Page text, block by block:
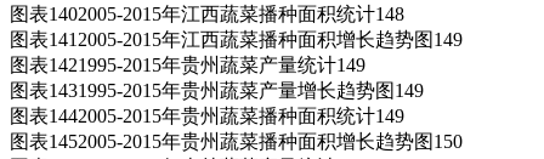
图表1402005-2015年江西蔬菜播种面积统计148
图表1412005-2015年江西蔬菜播种面积增长趋势图149
图表1421995-2015年贵州蔬菜产量统计149
图表1431995-2015年贵州蔬菜产量增长趋势图149
图表1442005-2015年贵州蔬菜播种面积统计149
图表1452005-2015年贵州蔬菜播种面积增长趋势图150